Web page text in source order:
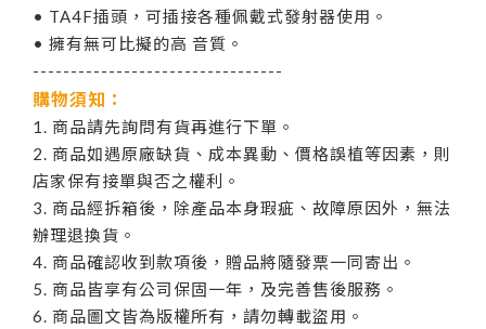
• TA4F插頭，可插接各種佩戴式發射器使用。
• 擁有無可比擬的高 音質。
---------------------------------
購物須知：
1. 商品請先詢問有貨再進行下單。
2. 商品如遇原廠缺貨、成本異動、價格誤植等因素，則
店家保有接單與否之權利。
3. 商品經拆箱後，除產品本身瑕疵、故障原因外，無法
辦理退換貨。
4. 商品確認收到款項後，贈品將隨發票一同寄出。
5. 商品皆享有公司保固一年，及完善售後服務。
6. 商品圖文皆為版權所有，請勿轉載盜用。